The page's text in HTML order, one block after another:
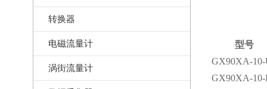
转换器
电磁流量计
涡街流量计
型号
GX90XA-10-
GX90XA-